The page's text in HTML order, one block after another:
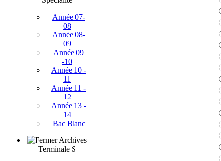
Année 07-
08
Année 08-
09
Année 09
-10
Année 10 -
11
Année 11 -
12
Année 13 -
14
Bac Blanc
Archives
Terminale S